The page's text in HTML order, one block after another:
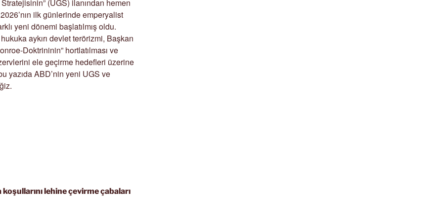
(UGS) ilanından hemen
ilk günlerinde emperyalist
yeni dönemi başlatılmış oldu.
aykırı devlet terörizmi, Başkan
Doktrininin” hortlatılması ve
ele geçirme hedefleri üzerine
yazıda ABD’nin yeni UGS ve
lehine çevirme çabaları